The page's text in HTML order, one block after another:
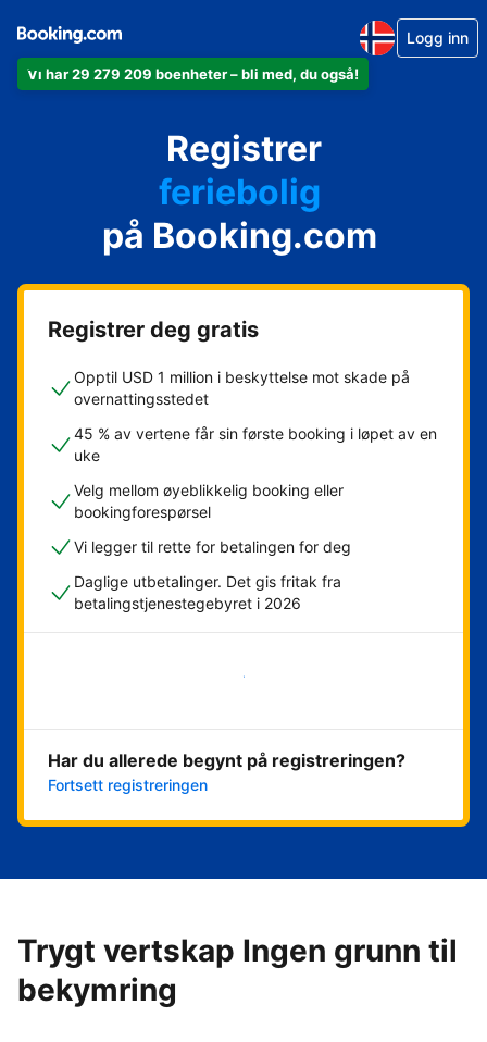
Vi har 29 279 209 boenheter – bli med, du også!
Logg inn
Registrer
leiligheten din
hotellet ditt
feriebolig
gjestgiveriet ditt
rorbua di
på Booking.com
Registrer deg gratis
Opptil USD 1 million i beskyttelse mot skade på
overnattingsstedet
45 % av vertene får sin første booking i løpet av en
uke
Velg mellom øyeblikkelig booking eller
bookingforespørsel
Vi legger til rette for betalingen for deg
Daglige utbetalinger. Det gis fritak fra
betalingstjenestegebyret i 2026
Kom i gang nå
Har du allerede begynt på registreringen?
Fortsett registreringen
Trygt vertskap Ingen grunn til
bekymring